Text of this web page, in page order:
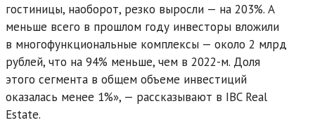
гостиницы, наоборот, резко выросли — на 203%. А
меньше всего в прошлом году инвесторы вложили
в многофункциональные комплексы — около 2 млрд
рублей, что на 94% меньше, чем в 2022-м. Доля
этого сегмента в общем объеме инвестиций
оказалась менее 1%», — рассказывают в IBC Real
Estate.